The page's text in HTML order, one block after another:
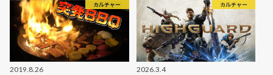
カルチャー
2019.8.26
カルチャー
2026.3.4